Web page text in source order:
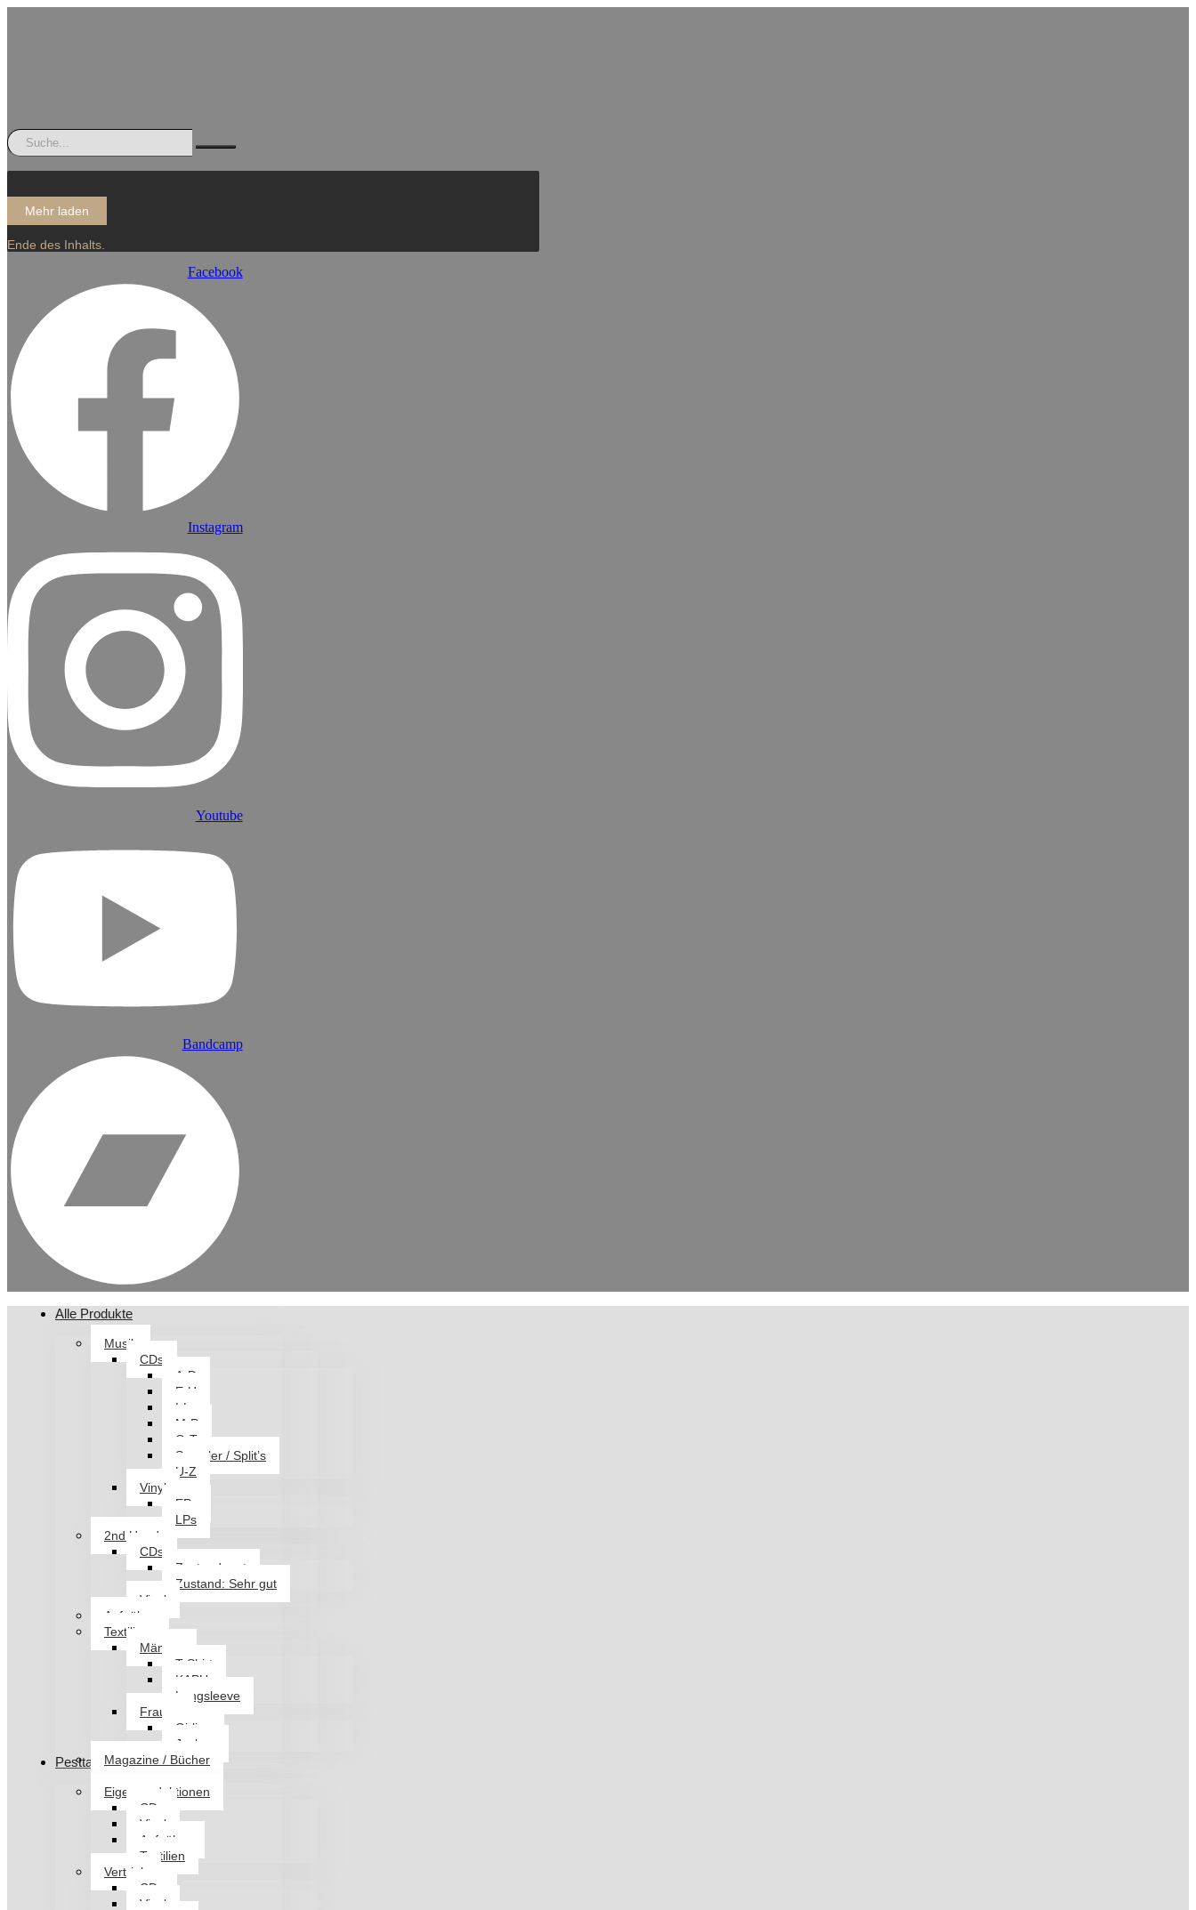
Mehr laden
Ende des Inhalts.
Facebook
Instagram
Youtube
Bandcamp
Alle Produkte
Musik
CDs
A-D
E-H
I-L
M-P
Q-T
Sampler / Split’s
U-Z
Vinyl
EPs
LPs
2nd Hand
CDs
Zustand: gut
Zustand: Sehr gut
Vinyl
Aufnäher
Textilien
Männer
T-Shirt
KAPU
Longsleeve
Frauen
Girlies
Jacken
Magazine / Bücher
Pesttanz Klangschmiede
Eigenproduktionen
CDs
Vinyl
Aufnäher
Textilien
Vertrieb
CDs
Vinyl